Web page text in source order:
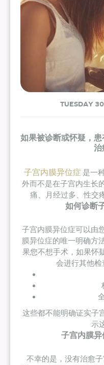
TUESDAY
如果被诊断或怀疑，
治
子宫内膜异位症 是一
外而不是在子宫内生长
痛、月经过多、性交
如何诊断
子宫内膜异位症可以由
膜异位症的唯一明确方
果您不想手术，如果怀
会进行其他检
这些都不能明确证实子
示
子宫内膜异
不幸的是，没有治愈